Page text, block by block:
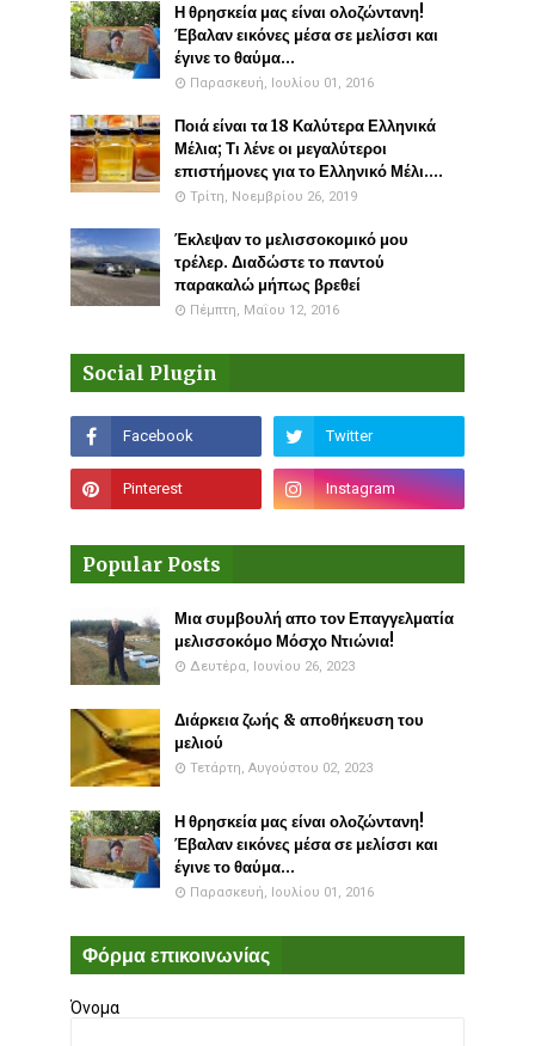
Η θρησκεία μας είναι ολοζώντανη!
Έβαλαν εικόνες μέσα σε μελίσσι και
έγινε το θαύμα...
Παρασκευή, Ιουλίου 01, 2016
Ποιά είναι τα 18 Καλύτερα Ελληνικά
Μέλια; Τι λένε οι μεγαλύτεροι
επιστήμονες για το Ελληνικό Μέλι....
Τρίτη, Νοεμβρίου 26, 2019
Έκλεψαν το μελισσοκομικό μου
τρέλερ. Διαδώστε το παντού
παρακαλώ μήπως βρεθεί
Πέμπτη, Μαΐου 12, 2016
Social Plugin
Popular Posts
Μια συμβουλή απο τον Επαγγελματία
μελισσοκόμο Μόσχο Ντιώνια!
Δευτέρα, Ιουνίου 26, 2023
Διάρκεια ζωής & αποθήκευση του
μελιού
Τετάρτη, Αυγούστου 02, 2023
Η θρησκεία μας είναι ολοζώντανη!
Έβαλαν εικόνες μέσα σε μελίσσι και
έγινε το θαύμα...
Παρασκευή, Ιουλίου 01, 2016
Φόρμα επικοινωνίας
Όνομα